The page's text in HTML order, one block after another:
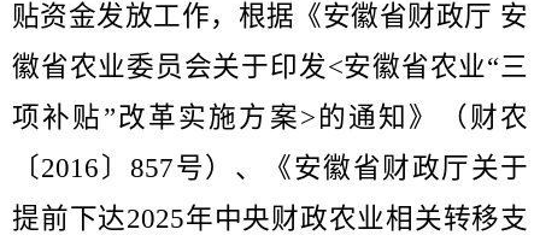
贴资金发放工作，根据《安徽省财政厅 安
徽省农业委员会关于印发<安徽省农业“三
项补贴”改革实施方案> 的通知》（财农
〔 2016 〕 857号） 、
《安徽省财政厅关于
提前下达2025年中央财政农业相关转移支